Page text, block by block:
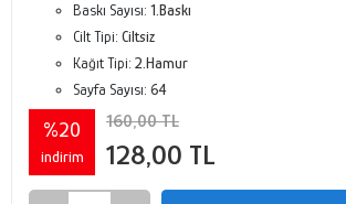
Baskı Sayısı: 1.Baskı
Cilt Tipi: Ciltsiz
Kağıt Tipi: 2.Hamur
Sayfa Sayısı: 64
%20
indirim
160,00 TL
128,00 TL